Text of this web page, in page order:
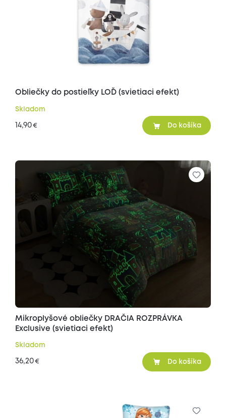
Obliečky do postieľky LOĎ (svietiaci efekt)
Skladom
14,90€ Do košíka
Mikroplyšové obliečky DRAČIA ROZPRÁVKA
Exclusive (svietiaci efekt)
Skladom
36,20€ Do košíka